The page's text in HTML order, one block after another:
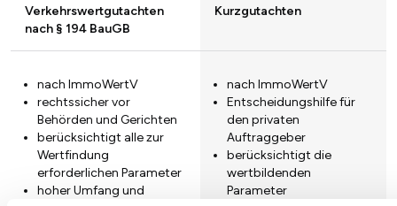
Verkehrswertgutachten
nach § 194 BauGB
Kurzgutachten
nach ImmoWertV
rechtssicher vor
Behörden und Gerichten
berücksichtigt alle zur
Wertfindung
erforderlichen Parameter
hoher Umfang und
nach ImmoWertV
Entscheidungshilfe für
den privaten
Auftraggeber
berücksichtigt die
wertbildenden
Parameter